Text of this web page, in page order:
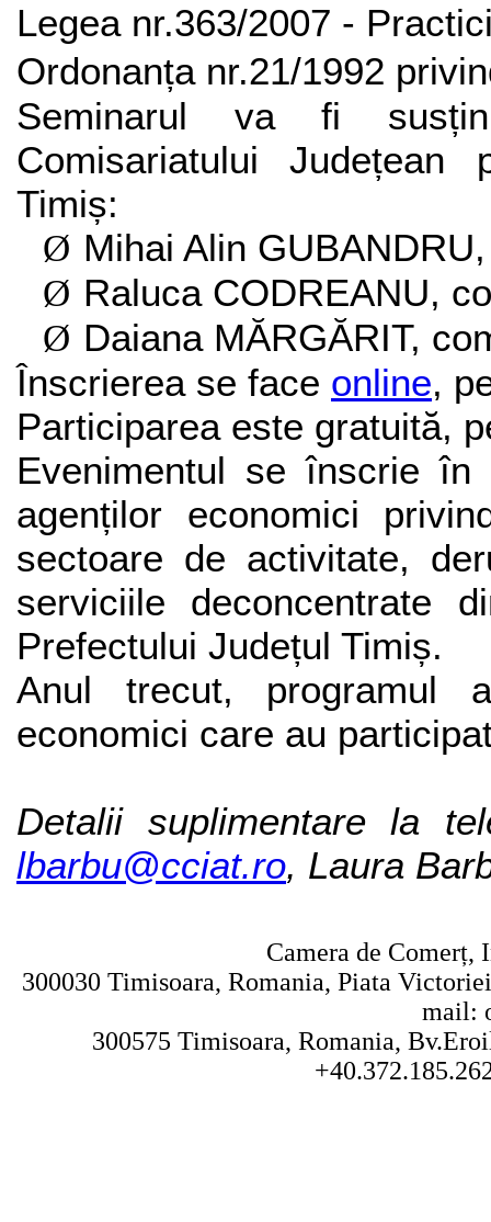
Legea nr.363/2007 -
Ordonanța nr.21/1992
Seminarul va fi
Comisariatului Județean
Timiș:
Ø Mihai Alin
Ø Raluca CODREANU,
Ø Daiana MĂRGĂRIT,
Înscrierea se face online,
Participarea este gratuită,
Evenimentul se înscrie
agenților economici
sectoare de activitate,
serviciile deconcentrate
Prefectului Județul Timiș.
Anul trecut, programul
economici care au
Detalii suplimentare la
lbarbu@cciat.ro, Laura
Camera de
300030 Timisoara, Romania, Piata
mail:
300575 Timisoara, Romania,